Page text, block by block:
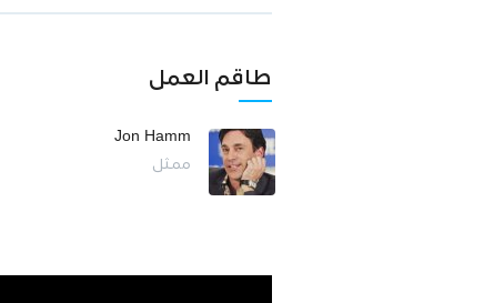
طاقم العمل
Jon Hamm
ممثل